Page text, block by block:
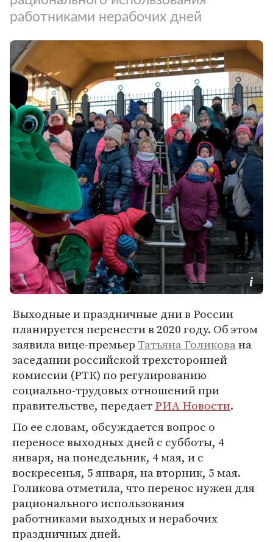
работниками нерабочих дней
Выходные и праздничные дни в России
планируется перенести в 2020 году. Об этом
заявила вице-премьерТатьяна Голикована
заседании российской трехсторонней
комиссии (РТК) по регулированию
социально-трудовых отношений при
правительстве, передаетРИА Новости.
По ее словам, обсуждается вопрос о
переносе выходных дней с субботы, 4
января, на понедельник, 4 мая, и с
воскресенья, 5 января, на вторник, 5 мая.
Голикова отметила, что перенос нужен для
рационального использования
работниками выходных и нерабочих
праздничных дней.